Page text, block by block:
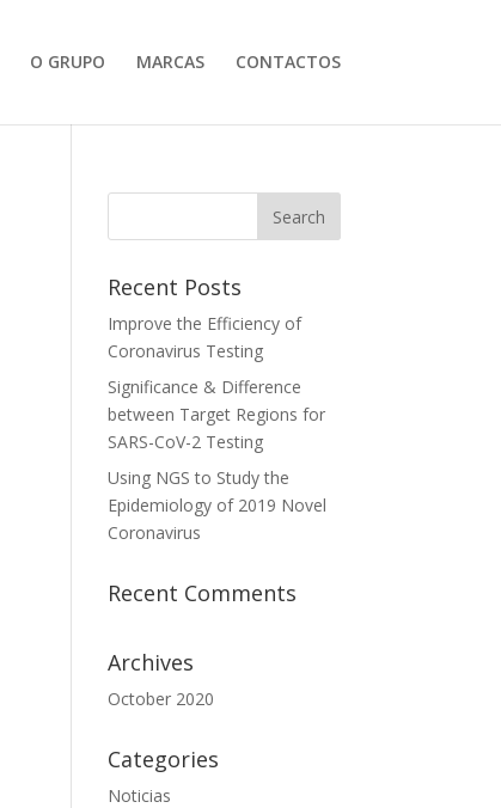
O GRUPO MARCAS CONTACTOS
Recent Posts
Improve the Efficiency of
Coronavirus Testing
Significance & Difference
between Target Regions for
SARS-CoV-2 Testing
Using NGS to Study the
Epidemiology of 2019 Novel
Coronavirus
Recent Comments
Archives
October 2020
Categories
Noticias